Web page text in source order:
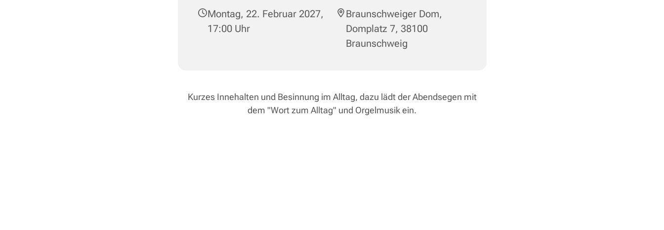
Montag, 22. Februar 2027,
17:00 Uhr
Braunschweiger Dom,
Domplatz 7, 38100
Braunschweig
Kurzes Innehalten und Besinnung im Alltag, dazu lädt der Abendsegen mit
dem "Wort zum Alltag" und Orgelmusik ein.